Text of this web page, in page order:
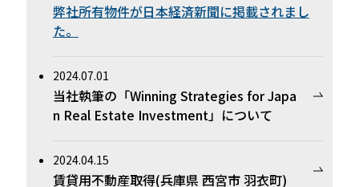
弊社所有物件が日本経済新聞に掲載されまし
た。
2024.07.01
当社執筆の「Winning Strategies for Japa
n Real Estate Investment」について
2024.04.15
賃貸用不動産取得(兵庫県 西宮市 羽衣町)